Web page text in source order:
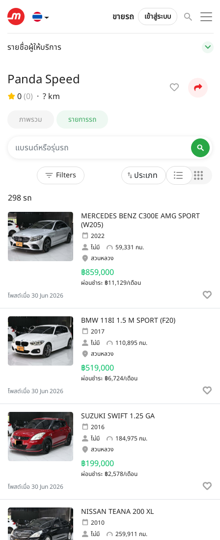
ขายรถ เข้าสู่ระบบ
รายชื่อผู้ให้บริการ
Panda Speed
0(0) · ? km
ภาพรวม รายการรถ
298 รถ
ประเภท
MERCEDES BENZ C300E AMG SPORT
(W205)
2022
ไม่มี
59,331 กม.
฿859,000
ผ่อนชำระ ฿11,129/เดือน
สวนหลวง
โพสต์เมื่อ 30 Jun 2026
BMW 118I 1.5 M SPORT (F20)
2017
ไม่มี
110,895 กม.
฿519,000
ผ่อนชำระ ฿6,724/เดือน
สวนหลวง
โพสต์เมื่อ 30 Jun 2026
SUZUKI SWIFT 1.25 GA
2016
ไม่มี
184,975 กม.
฿199,000
ผ่อนชำระ ฿2,578/เดือน
สวนหลวง
โพสต์เมื่อ 30 Jun 2026
NISSAN TEANA 200 XL
2010
ไม่มี
259,911 กม.